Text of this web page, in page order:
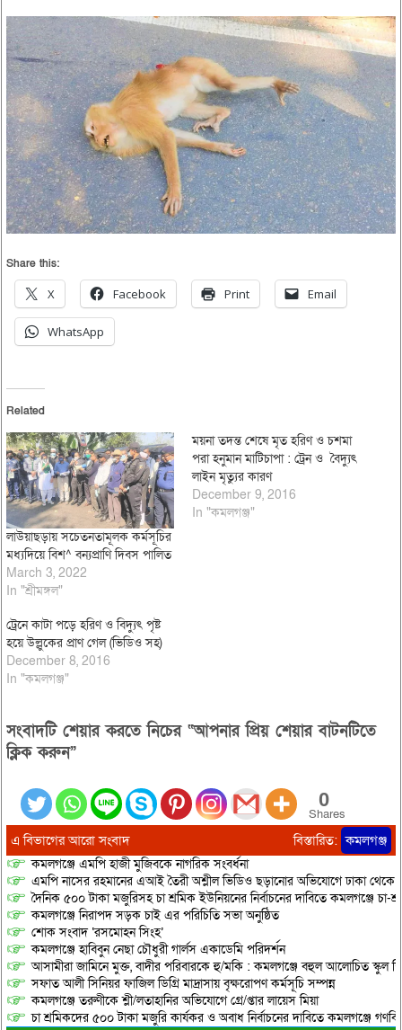
Share this:
X Facebook Print Email
WhatsApp
Related
লাউয়াছড়ায় সচেতনতামূলক কর্মসূচির
মধ্যদিয়ে বিশ^ বন্যপ্রাণি দিবস পালিত
March 3, 2022
In "শ্রীমঙ্গল"
ময়না তদন্ত শেষে মৃত হরিণ ও চশমা
পরা হনুমান মাটিচাপা : ট্রেন ও বৈদ্যুৎ
লাইন মৃত্যুর কারণ
December 9, 2016
In "কমলগঞ্জ"
ট্রেনে কাটা পড়ে হরিণ ও বিদ্যুৎ পৃষ্ট
হয়ে উল্লুকের প্রাণ গেল (ভিডিও সহ)
December 8, 2016
In "কমলগঞ্জ"
সংবাদটি শেয়ার করতে নিচের “আপনার প্রিয় শেয়ার বাটনটিতে
ক্লিক করুন”
0
Shares
এ বিভাগের আরো সংবাদ বিস্তারিত: কমলগঞ্জ
কমলগঞ্জে এমপি হাজী মুজিবকে নাগরিক সংবর্ধনা
এমপি নাসের রহমানের এআই তৈরী অশ্লীল ভিডিও ছড়ানোর অভিযোগে ঢাকা থেকে
দৈনিক ৫০০ টাকা মজুরিসহ চা শ্রমিক ইউনিয়নের নির্বাচনের দাবিতে কমলগঞ্জে চা-
কমলগঞ্জে নিরাপদ সড়ক চাই এর পরিচিতি সভা অনুষ্ঠিত
শোক সংবাদ ‘রসমোহন সিংহ’
কমলগঞ্জে হাবিবুন নেছা চৌধুরী গার্লস একাডেমি পরিদর্শন
আসামীরা জামিনে মুক্ত, বাদীর পরিবারকে হু/মকি : কমলগঞ্জে বহুল আলোচিত স্কুল
সফাত আলী সিনিয়র ফাজিল ডিগ্রি মাদ্রাসায় বৃক্ষরোপণ কর্মসূচি সম্পন্ন
কমলগঞ্জে তরুণীকে শ্লী/লতাহানির অভিযোগে গ্রে/প্তার লায়েস মিয়া
চা শ্রমিকদের ৫০০ টাকা মজুরি কার্যকর ও অবাধ নির্বাচনের দাবিতে কমলগঞ্জে